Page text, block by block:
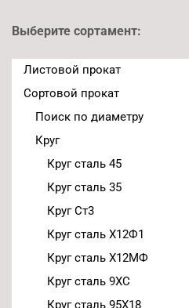
Выберите сортамент:
Листовой прокат
Сортовой прокат
Поиск по диаметру
Круг
Круг сталь 45
Круг сталь 35
Круг Ст3
Круг сталь Х12Ф1
Круг сталь Х12МФ
Круг сталь 9ХС
Круг сталь 95Х18